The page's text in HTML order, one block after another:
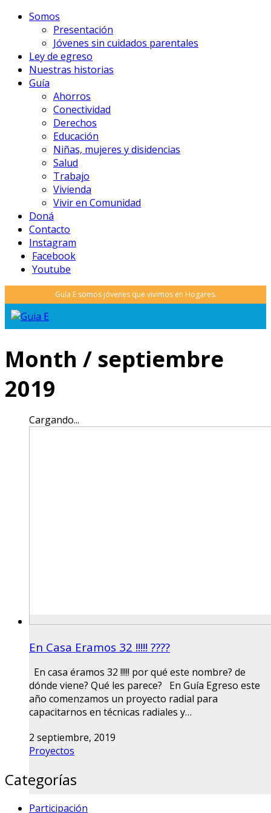
Somos
Presentación
Jóvenes sin cuidados parentales
Ley de egreso
Nuestras historias
Guía
Ahorros
Conectividad
Derechos
Educación
Niñas, mujeres y disidencias
Salud
Trabajo
Vivienda
Vivir en Comunidad
Doná
Contacto
Instagram
Facebook
Youtube
Month / septiembre
2019
Cargando...
En Casa Eramos 32 !!!!! ????
En casa éramos 32 !!!!! por qué este nombre? de
dónde viene? Qué les parece? En Guía Egreso este
año comenzamos un proyecto radial para
capacitarnos en técnicas radiales y…
2 septiembre, 2019
Proyectos
Categorías
Participación